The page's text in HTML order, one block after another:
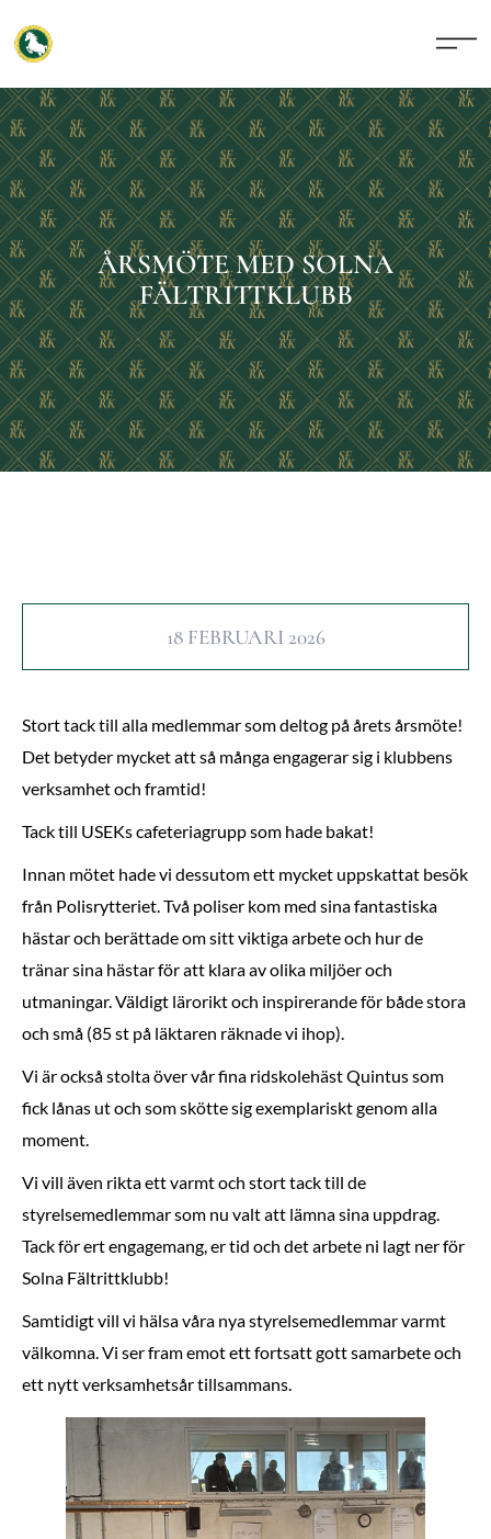
ÅRSMÖTE MED SOLNA
FÄLTRITTKLUBB
18 FEBRUARI 2026
Stort tack till alla medlemmar som deltog på årets årsmöte!
Det betyder mycket att så många engagerar sig i klubbens
verksamhet och framtid!
Tack till USEKs cafeteriagrupp som hade bakat!
Innan mötet hade vi dessutom ett mycket uppskattat besök
från Polisrytteriet. Två poliser kom med sina fantastiska
hästar och berättade om sitt viktiga arbete och hur de
tränar sina hästar för att klara av olika miljöer och
utmaningar. Väldigt lärorikt och inspirerande för både stora
och små (85 st på läktaren räknade vi ihop).
Vi är också stolta över vår fina ridskolehäst Quintus som
fick lånas ut och som skötte sig exemplariskt genom alla
moment.
Vi vill även rikta ett varmt och stort tack till de
styrelsemedlemmar som nu valt att lämna sina uppdrag.
Tack för ert engagemang, er tid och det arbete ni lagt ner för
Solna Fältrittklubb!
Samtidigt vill vi hälsa våra nya styrelsemedlemmar varmt
välkomna. Vi ser fram emot ett fortsatt gott samarbete och
ett nytt verksamhetsår tillsammans.